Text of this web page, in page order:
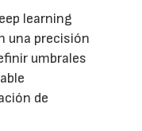
learning
una precisión
umbrales
de